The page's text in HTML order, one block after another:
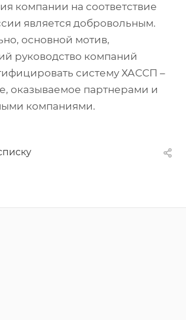
компании на соответствие
является добровольным.
основной мотив,
руководство компаний
систему ХАССП –
оказываемое партнерами и
компаниями.